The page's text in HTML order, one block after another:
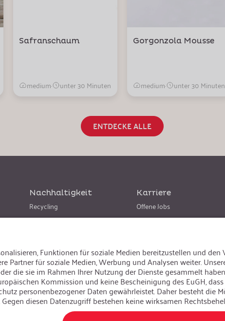
Safranschaum
medium· unter 30 Minuten
Gorgonzola Mousse
medium· unter 30 Minuten
ENTDECKE ALLE
Nachhaltigkeit
Recycling
Nachhaltigkeit
Karriere
Offene Jobs
Sprache ändern : DeutschBesuchen Sie uns auch auf:
AGB | Datenschutzerklärung | Impressum